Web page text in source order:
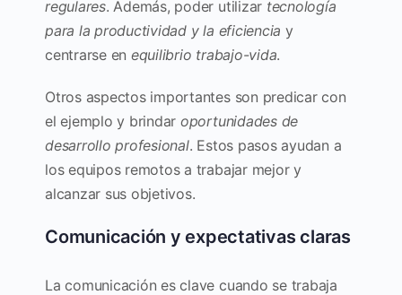
regulares. Además, poder utilizar tecnología
para la productividad y la eficiencia y
centrarse en equilibrio trabajo-vida.
Otros aspectos importantes son predicar con
el ejemplo y brindar oportunidades de
desarrollo profesional. Estos pasos ayudan a
los equipos remotos a trabajar mejor y
alcanzar sus objetivos.
Comunicación y expectativas claras
La comunicación es clave cuando se trabaja